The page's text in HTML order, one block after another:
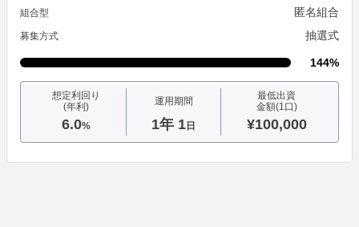
組合型 匿名組合
募集方式 抽選式
144%
想定利回り
(年利)
6.0%
運用期間
1年 1 日
最低出資
金額(1口)
¥100,000